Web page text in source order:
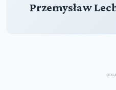
Przemysław